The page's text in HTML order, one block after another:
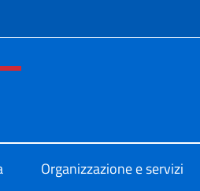
Organizzazione e servizi